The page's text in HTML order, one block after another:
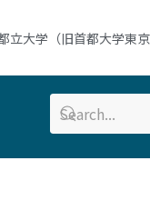
立大学（旧首都大学東